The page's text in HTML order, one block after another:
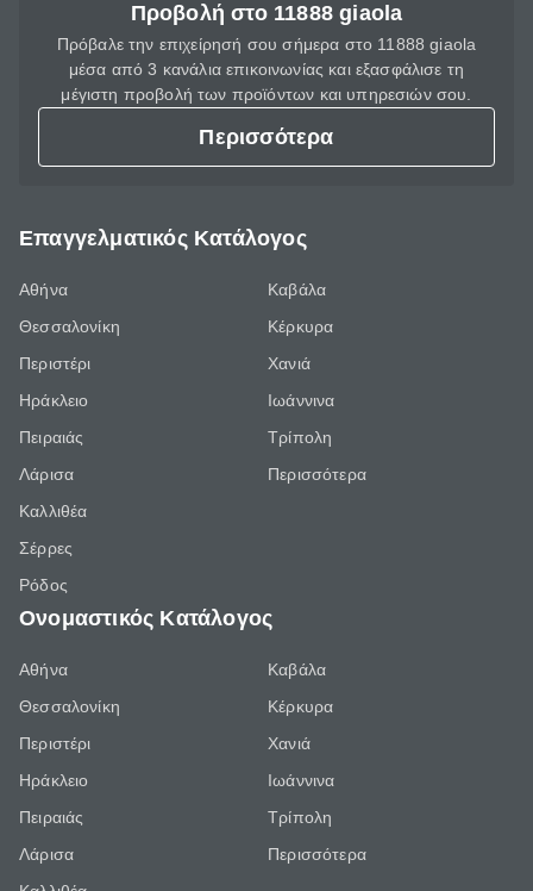
Προβολή στο 11888 giaola
Πρόβαλε την επιχείρησή σου σήμερα στο 11888 giaola
μέσα από 3 κανάλια επικοινωνίας και εξασφάλισε τη
μέγιστη προβολή των προϊόντων και υπηρεσιών σου.
Περισσότερα
Επαγγελματικός Κατάλογος
Αθήνα
Θεσσαλονίκη
Περιστέρι
Ηράκλειο
Πειραιάς
Λάρισα
Καλλιθέα
Σέρρες
Ρόδος
Καβάλα
Κέρκυρα
Χανιά
Ιωάννινα
Τρίπολη
Περισσότερα
Ονομαστικός Κατάλογος
Αθήνα
Θεσσαλονίκη
Περιστέρι
Ηράκλειο
Πειραιάς
Λάρισα
Καβάλα
Κέρκυρα
Χανιά
Ιωάννινα
Τρίπολη
Περισσότερα